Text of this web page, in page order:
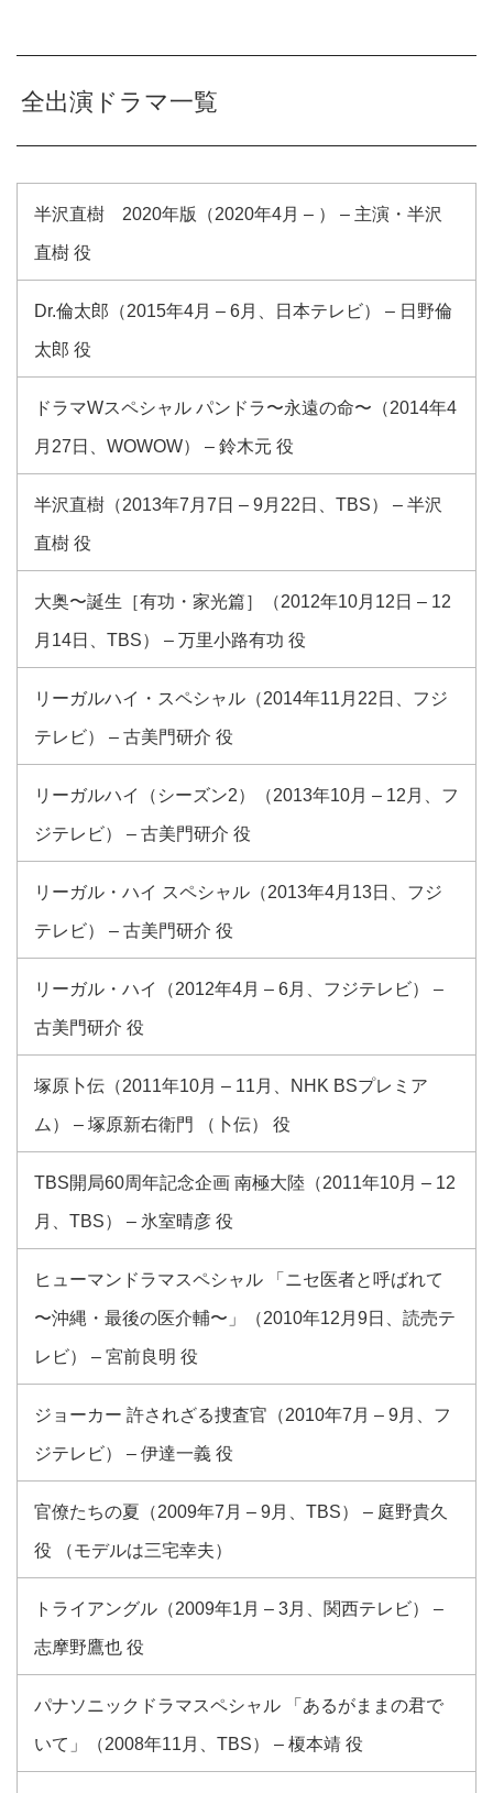
全出演ドラマ一覧
半沢直樹 2020年版（2020年4月 – ） – 主演・半沢
直樹 役
Dr.倫太郎（2015年4月 – 6月、日本テレビ） – 日野倫
太郎 役
ドラマWスペシャル パンドラ〜永遠の命〜（2014年4
月27日、WOWOW） – 鈴木元 役
半沢直樹（2013年7月7日 – 9月22日、TBS） – 半沢
直樹 役
大奥〜誕生［有功・家光篇］（2012年10月12日 – 12
月14日、TBS） – 万里小路有功 役
リーガルハイ・スペシャル（2014年11月22日、フジ
テレビ） – 古美門研介 役
リーガルハイ（シーズン2）（2013年10月 – 12月、フ
ジテレビ） – 古美門研介 役
リーガル・ハイ スペシャル（2013年4月13日、フジ
テレビ） – 古美門研介 役
リーガル・ハイ（2012年4月 – 6月、フジテレビ） –
古美門研介 役
塚原卜伝（2011年10月 – 11月、NHK BSプレミア
ム） – 塚原新右衛門 （卜伝） 役
TBS開局60周年記念企画 南極大陸（2011年10月 – 12
月、TBS） – 氷室晴彦 役
ヒューマンドラマスペシャル 「ニセ医者と呼ばれて
〜沖縄・最後の医介輔〜」（2010年12月9日、読売テ
レビ） – 宮前良明 役
ジョーカー 許されざる捜査官（2010年7月 – 9月、フ
ジテレビ） – 伊達一義 役
官僚たちの夏（2009年7月 – 9月、TBS） – 庭野貴久
役 （モデルは三宅幸夫）
トライアングル（2009年1月 – 3月、関西テレビ） –
志摩野鷹也 役
パナソニックドラマスペシャル 「あるがままの君で
いて」（2008年11月、TBS） – 榎本靖 役